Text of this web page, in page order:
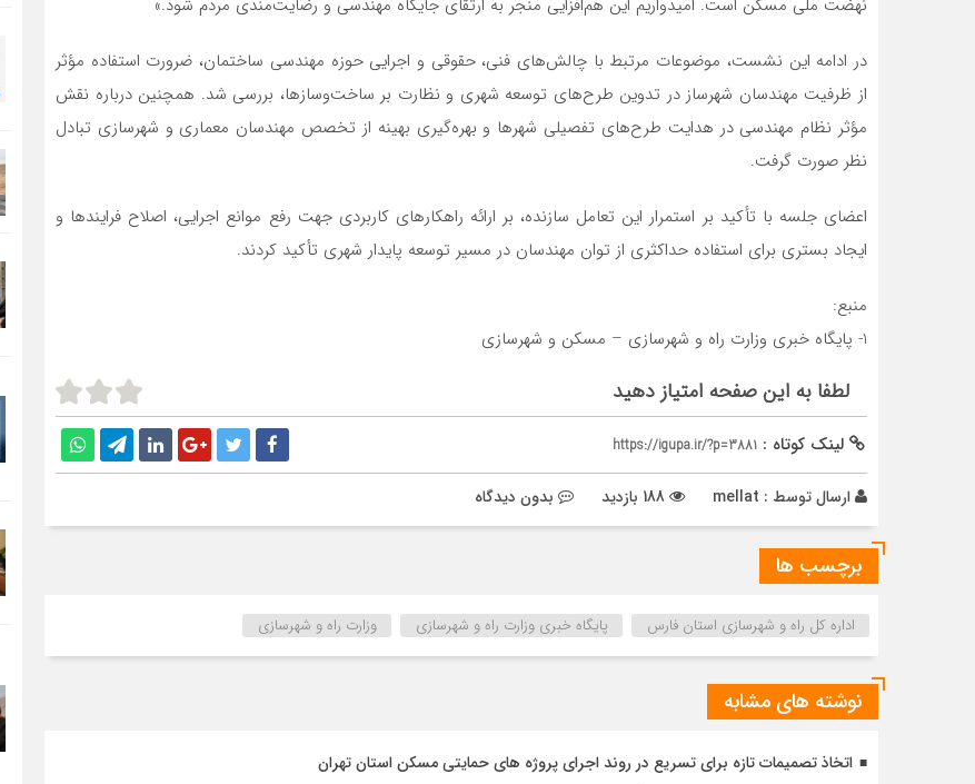
در ادامه این نشست، موضوعات مرتبط با چالش‌های فنی، حقوقی و اجرایی حوزه مهندسی ساختمان، ضرورت استفاده مؤثر
از ظرفیت مهندسان شهرساز در تدوین طرح‌های توسعه شهری و نظارت بر ساخت‌وسازها، بررسی شد. همچنین درباره نقش
مؤثر نظام مهندسی در هدایت طرح‌های تفصیلی شهرها و بهره‌گیری بهینه از تخصص مهندسان معماری و شهرسازی تبادل
نظر صورت گرفت.
اعضای جلسه با تأکید بر استمرار این تعامل سازنده، بر ارائه راهکارهای کاربردی جهت رفع موانع اجرایی، اصلاح فرایندها و
ایجاد بستری برای استفاده حداکثری از توان مهندسان در مسیر توسعه پایدار شهری تأکید کردند.
منبع:
1- پایگاه خبری وزارت راه و شهرسازی – مسکن و شهرسازی
لطفا به این صفحه امتیاز دهید
لینک کوتاه : https://igupa.ir/?p=3881
ارسال توسط : mellat بدون دیدگاه
برچسب ها
اداره كل راه و شهرسازي استان فارس پایگاه خبری وزارت راه و شهرسازی وزارت راه و شهرسازي
نوشته های مشابه
اتخاذ تصمیمات تازه برای تسریع در روند اجرای پروژه های حمایتی مسکن استان تهران